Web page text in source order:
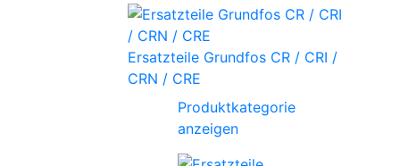
Ersatzteile Grundfos CR / CRI /
CRN / CRE
Produktkategorie
anzeigen